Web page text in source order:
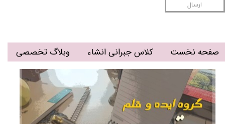
صفحه نخست کلاس جبرانی انشاء وبلاگ تخصصی
ارسال